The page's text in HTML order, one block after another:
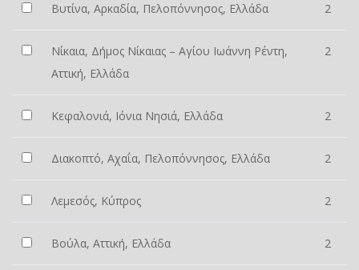
Βυτίνα, Αρκαδία, Πελοπόννησος, Ελλάδα 2
Νίκαια, Δήμος Νίκαιας – Αγίου Ιωάννη Ρέντη,
Αττική, Ελλάδα
2
Κεφαλονιά, Ιόνια Νησιά, Ελλάδα 2
Διακοπτό, Αχαΐα, Πελοπόννησος, Ελλάδα 2
Λεμεσός, Κύπρος 2
Βούλα, Αττική, Ελλάδα 2